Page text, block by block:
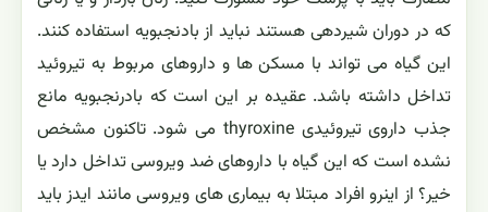
که در دوران شیردهی هستند نباید از بادنجبویه استفاده کنند.
این گیاه می تواند با مسکن ها و داروهای مربوط به تیروئید
تداخل داشته باشد. عقیده بر این است که بادرنجبویه مانع
جذب داروی تیروئیدی thyroxine می شود. تاکنون مشخص
نشده است که این گیاه با داروهای ضد ویروسی تداخل دارد یا
خیر؟ از اینرو افراد مبتلا به بیماری های ویروسی مانند ایدز باید